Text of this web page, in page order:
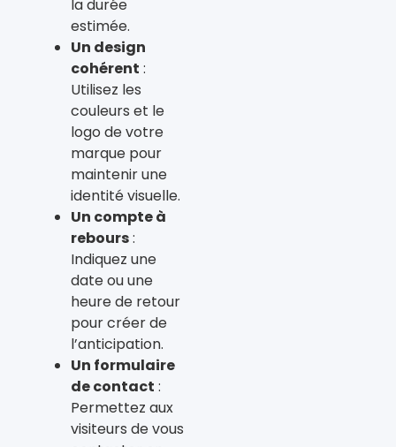
la durée
estimée.
Un design
cohérent :
Utilisez les
couleurs et le
logo de votre
marque pour
maintenir une
identité visuelle.
Un compte à
rebours:
Indiquez une
date ou une
heure de retour
pour créer de
l’anticipation.
Un formulaire
de contact :
Permettez aux
visiteurs de vous